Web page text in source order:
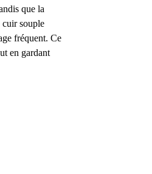
que la
cuir souple
fréquent. Ce
en gardant